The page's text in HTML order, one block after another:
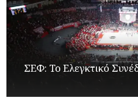
ΣΕΦ: Το Ελεγκτικό